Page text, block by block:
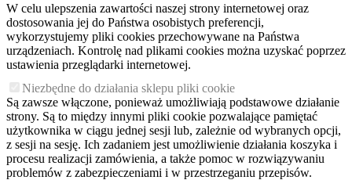
W celu ulepszenia zawartości naszej strony internetowej oraz
dostosowania jej do Państwa osobistych preferencji,
wykorzystujemy pliki cookies przechowywane na Państwa
urządzeniach. Kontrolę nad plikami cookies można uzyskać poprzez
ustawienia przeglądarki internetowej.
Niezbędne do działania sklepu pliki cookie
Są zawsze włączone, ponieważ umożliwiają podstawowe działanie
strony. Są to między innymi pliki cookie pozwalające pamiętać
użytkownika w ciągu jednej sesji lub, zależnie od wybranych opcji,
z sesji na sesję. Ich zadaniem jest umożliwienie działania koszyka i
procesu realizacji zamówienia, a także pomoc w rozwiązywaniu
problemów z zabezpieczeniami i w przestrzeganiu przepisów.